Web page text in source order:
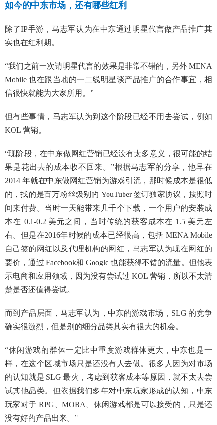
如今的中东市场，还有哪些红利
除了IP手游，马志军认为在中东通过明星代言做产品推广其
实也在红利期。
“我们之前一次请明星代言的效果是非常不错的，另外 MENA
Mobile 也在跟当地的一二线明星谈产品推广的合作事宜，相
信很快就能为大家所用。”
但有些事情，马志军认为到这个阶段已经不用去尝试，例如
KOL 营销。
“现阶段，在中东做网红营销已经没有太多意义，很可能的结
果是花出去的成本收不回来。”根据马志军的分享，他早在
2014 年就在中东做网红营销为游戏引流，那时候成本是很低
的，找的是百万粉丝级别的 YouTuber 签订独家协议，按照时
间来付费。当时一天能带来几千个下载，一个用户的安装成
本在 0.1-0.2 美元之间，当时传统的获客成本在 1.5 美元左
右。但是在2016年时候的成本已经很高，包括 MENA Mobile
自己签的网红以及代理机构的网红，马志军认为现在网红的
要价，通过 Facebook和 Google 也能获得不错的流量。但他表
示电商和应用领域，因为没有尝试过 KOL 营销，所以不太清
楚是否还值得尝试。
而到产品层面，马志军认为，中东的游戏市场，SLG 的竞争
确实很激烈，但是别的细分品类其实有很大的机会。
“休闲游戏的群体一定比中重度游戏群体更大，中东也是一
样，在这个区域市场只是还没有人去做。很多人因为对市场
的认知就是 SLG 最火，考虑到获客成本等原因，就不太去尝
试其他品类。但依据我们多年对中东玩家形成的认知，中东
玩家对于 RPG、MOBA、休闲游戏都是可以接受的，只是还
没有好的产品出来。”